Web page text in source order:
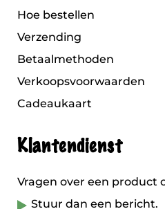
Hoe bestellen
Verzending
Betaalmethoden
Verkoopsvoorwaarden
Cadeaukaart
Klantendienst
Vragen over een product
Stuur dan een bericht.